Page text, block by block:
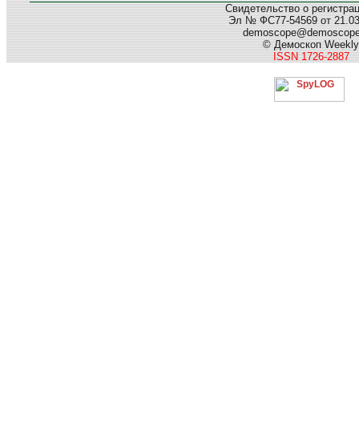
Свидетельство о
Эл № ФС77-54569 от
© Демоскоп Weekly
ISSN 1726-2887